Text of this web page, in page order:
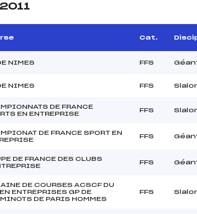
Cat.
NIMES FFS
NIMES FFS
DE FRANCE
EN ENTREPRISE
FFS
DE FRANCE SPORT EN
FFS
DE FRANCE DES CLUBS
FFS
DE COURSES ACSCF DU
ENTREPRISES GP DE
DE PARIS HOMMES
FFS